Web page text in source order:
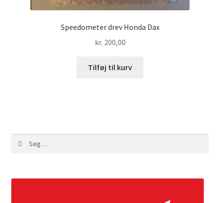
Speedometer drev Honda Dax
kr. 200,00
Tilføj til kurv